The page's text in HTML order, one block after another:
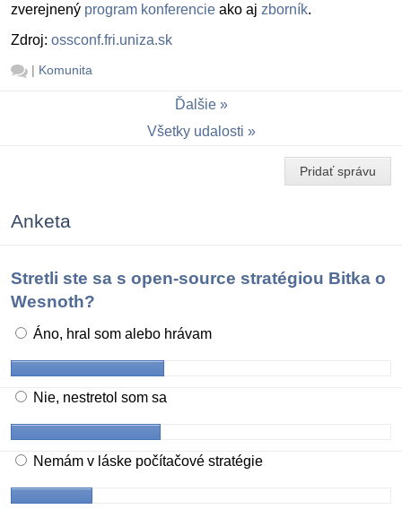
zverejnený program konferencie ako aj zborník.
Zdroj: ossconf.fri.uniza.sk
| Komunita
Ďalšie
Všetky udalosti
Pridať správu
Anketa
Stretli ste sa s open-source stratégiou Bitka o
Wesnoth?
Áno, hral som alebo hrávam
Nie, nestretol som sa
Nemám v láske počítačové stratégie